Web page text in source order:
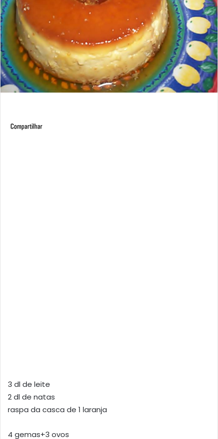
3 dl de leite
2 dl de natas
raspa da casca de 1 laranja
4 gemas+3 ovos